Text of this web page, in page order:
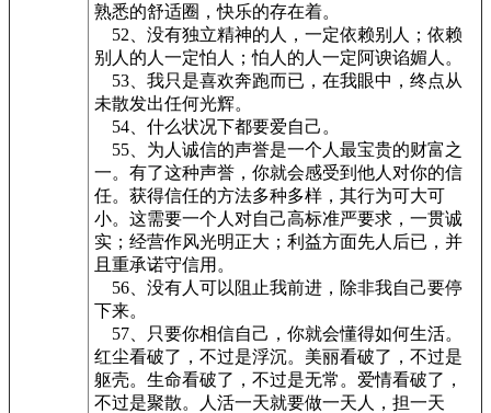
熟悉的舒适圈，快乐的存在着。
52、没有独立精神的人，一定依赖别人；依赖
别人的人一定怕人；怕人的人一定阿谀谄媚人。
53、我只是喜欢奔跑而已，在我眼中，终点从
未散发出任何光辉。
54、什么状况下都要爱自己。
55、为人诚信的声誉是一个人最宝贵的财富之
一。有了这种声誉，你就会感受到他人对你的信
任。获得信任的方法多种多样，其行为可大可
小。这需要一个人对自己高标准严要求，一贯诚
实；经营作风光明正大；利益方面先人后已，并
且重承诺守信用。
56、没有人可以阻止我前进，除非我自己要停
下来。
57、只要你相信自己，你就会懂得如何生活。
红尘看破了，不过是浮沉。美丽看破了，不过是
躯壳。生命看破了，不过是无常。爱情看破了，
不过是聚散。人活一天就要做一天人，担一天